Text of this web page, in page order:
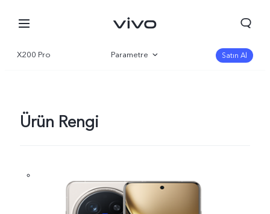
X200 Pro Parametre Satın Al
Ürün Rengi